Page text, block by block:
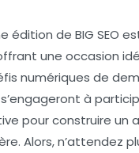
édition de BIG SEO
une occasion
numériques de
à
pour construire un
Alors, n’attendez